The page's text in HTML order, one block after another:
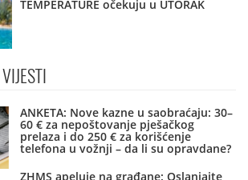
TEMPERATURE očekuju u UTORAK
VIJESTI
ANKETA: Nove kazne u saobraćaju: 30–
60 € za nepoštovanje pješačkog
prelaza i do 250 € za korišćenje
telefona u vožnji – da li su opravdane?
ZHMS apeluje na građane: Oslanjajte